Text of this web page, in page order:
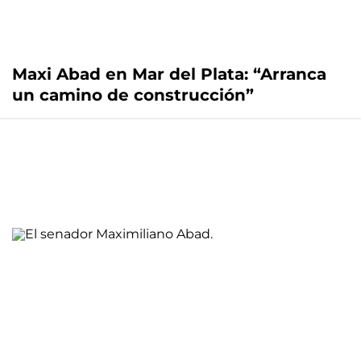
Maxi Abad en Mar del Plata: “Arranca
un camino de construcción”